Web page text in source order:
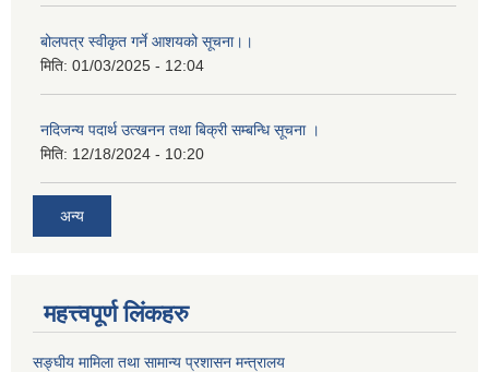
बोलपत्र स्वीकृत गर्ने आशयको सूचना।।
मिति: 01/03/2025 - 12:04
नदिजन्य पदार्थ उत्खनन तथा बिक्री सम्बन्धि सूचना ।
मिति: 12/18/2024 - 10:20
अन्य
महत्त्वपूर्ण लिंकहरु
सङ्घीय मामिला तथा सामान्य प्रशासन मन्त्रालय